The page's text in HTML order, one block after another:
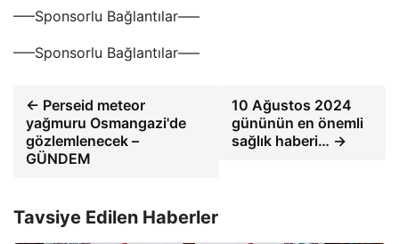
—–Sponsorlu Bağlantılar—–
—–Sponsorlu Bağlantılar—–
← Perseid meteor
yağmuru Osmangazi'de
gözlemlenecek –
GÜNDEM
10 Ağustos 2024
gününün en önemli
sağlık haberi… →
Tavsiye Edilen Haberler